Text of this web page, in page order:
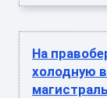
На
холодную